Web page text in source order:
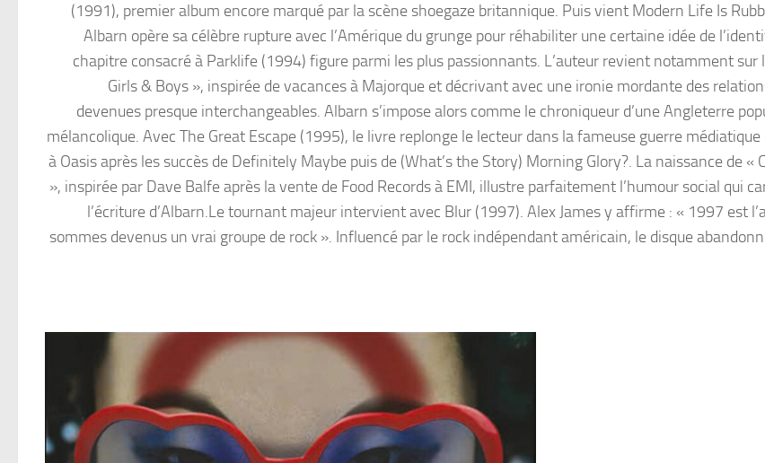
(1991), premier album encore marqué par la scène shoegaze britannique. Puis vient Modern Life Is
Albarn opère sa célèbre rupture avec l’Amérique du grunge pour réhabiliter une certaine idée de
chapitre consacré à Parklife (1994) figure parmi les plus passionnants. L’auteur revient notamment sur
Girls & Boys », inspirée de vacances à Majorque et décrivant avec une ironie mordante des
devenues presque interchangeables. Albarn s’impose alors comme le chroniqueur d’une Angleterre
mélancolique. Avec The Great Escape (1995), le livre replonge le lecteur dans la fameuse guerre
à Oasis après les succès de Definitely Maybe puis de (What’s the Story) Morning Glory?. La naissance de «
», inspirée par Dave Balfe après la vente de Food Records à EMI, illustre parfaitement l’humour social qui
l’écriture d’Albarn.Le tournant majeur intervient avec Blur (1997). Alex James y affirme : « 1997 est
sommes devenus un vrai groupe de rock ». Influencé par le rock indépendant américain, le disque